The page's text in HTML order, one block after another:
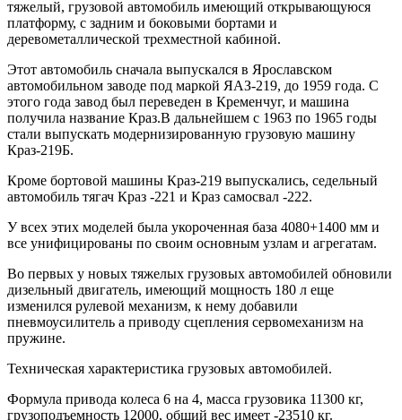
тяжелый, грузовой автомобиль имеющий открывающуюся
платформу, с задним и боковыми бортами и
деревометаллической трехместной кабиной.
Этот автомобиль сначала выпускался в Ярославском
автомобильном заводе под маркой ЯАЗ-219, до 1959 года. С
этого года завод был переведен в Кременчуг, и машина
получила название Краз.В дальнейшем с 1963 по 1965 годы
стали выпускать модернизированную грузовую машину
Краз-219Б.
Кроме бортовой машины Краз-219 выпускались, седельный
автомобиль тягач Краз -221 и Краз самосвал -222.
У всех этих моделей была укороченная база 4080+1400 мм и
все унифицированы по своим основным узлам и агрегатам.
Во первых у новых тяжелых грузовых автомобилей обновили
дизельный двигатель, имеющий мощность 180 л еще
изменился рулевой механизм, к нему добавили
пневмоусилитель а приводу сцепления сервомеханизм на
пружине.
Техническая характеристика грузовых автомобилей.
Формула привода колеса 6 на 4, масса грузовика 11300 кг,
грузоподъемность 12000, общий вес имеет -23510 кг.